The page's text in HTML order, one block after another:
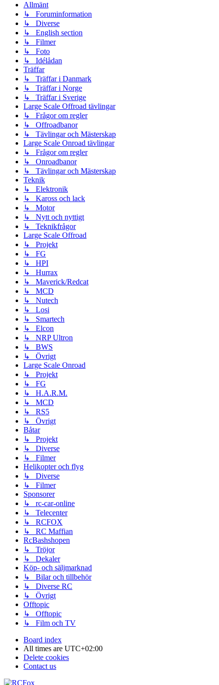
Allmänt
↳ Foruminformation
↳ Diverse
↳ English section
↳ Filmer
↳ Foto
↳ Idélådan
Träffar
↳ Träffar i Danmark
↳ Träffar i Norge
↳ Träffar i Sverige
Large Scale Offroad tävlingar
↳ Frågor om regler
↳ Offroadbanor
↳ Tävlingar och Mästerskap
Large Scale Onroad tävlingar
↳ Frågor om regler
↳ Onroadbanor
↳ Tävlingar och Mästerskap
Teknik
↳ Elektronik
↳ Kaross och lack
↳ Motor
↳ Nytt och nyttigt
↳ Teknikfrågor
Large Scale Offroad
↳ Projekt
↳ FG
↳ HPI
↳ Hurrax
↳ Maverick/Redcat
↳ MCD
↳ Nutech
↳ Losi
↳ Smartech
↳ Elcon
↳ NRP Ultron
↳ BWS
↳ Övrigt
Large Scale Onroad
↳ Projekt
↳ FG
↳ H.A.R.M.
↳ MCD
↳ RS5
↳ Övrigt
Båtar
↳ Projekt
↳ Diverse
↳ Filmer
Helikopter och flyg
↳ Diverse
↳ Filmer
Sponsorer
↳ rc-car-online
↳ Telecenter
↳ RCFOX
↳ RC Maffian
RcBashshopen
↳ Tröjor
↳ Dekaler
Köp- och säljmarknad
↳ Bilar och tillbehör
↳ Diverse RC
↳ Övrigt
Offtopic
↳ Offtopic
↳ Film och TV
Board index
All times are UTC+02:00
Delete cookies
Contact us